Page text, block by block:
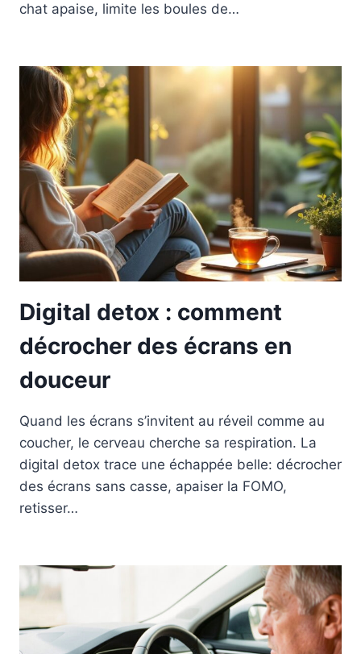
chat apaise, limite les boules de…
Digital detox : comment
décrocher des écrans en
douceur
Quand les écrans s’invitent au réveil comme au
coucher, le cerveau cherche sa respiration. La
digital detox trace une échappée belle: décrocher
des écrans sans casse, apaiser la FOMO,
retisser…